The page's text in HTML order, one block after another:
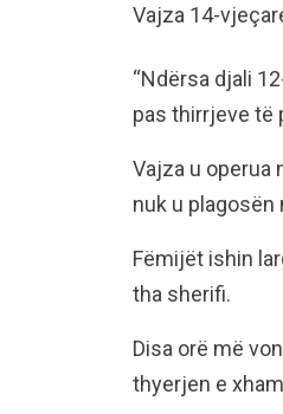
Vajza 14-
“Ndërsa djali
pas thirrjeve të
Vajza u operua
nuk u
Fëmijët ishin
tha sherifi.
Disa orë më
thyerjen e